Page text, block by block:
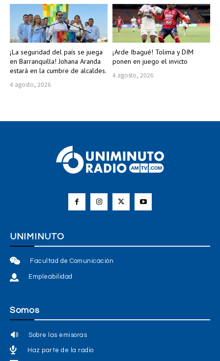
¡La seguridad del país se juega
en Barranquilla! Johana Aranda
estará en la cumbre de alcaldes.
4 agosto, 2026
¡Arde Ibagué! Tolima y DIM
ponen en juego el invicto
4 agosto, 2026
UNIMINUTO
Facultad de Comunicación
Empleabilidad
Somos
Sobre las emisoras
Haz parte de la radio